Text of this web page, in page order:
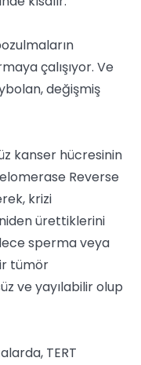
çalışıyor. Ve
değişmiş
kanser hücresinin
Reverse
krizi
ürettiklerini
sperma veya
tümör
ve yayılabilir olup
TERT